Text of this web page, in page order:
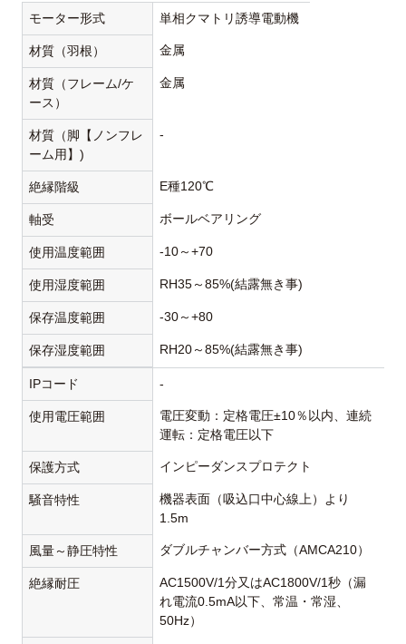
モーター形式 単相クマトリ誘導電動機
材質（羽根） 金属
材質（フレーム/ケ
ース）
金属
材質（脚【ノンフレ
ーム用】)
-
絶縁階級 E種120℃
軸受 ボールベアリング
使用温度範囲 -10～+70
使用湿度範囲 RH35～85%(結露無き事)
保存温度範囲 -30～+80
保存湿度範囲 RH20～85%(結露無き事)
IPコード -
使用電圧範囲
電圧変動：定格電圧±10％以内、連続
運転：定格電圧以下
保護方式 インピーダンスプロテクト
騒音特性
機器表面（吸込口中心線上）より
1.5m
風量～静圧特性 ダブルチャンバー方式（AMCA210）
絶縁耐圧
AC1500V/1分又はAC1800V/1秒（漏
れ電流0.5mA以下、常温・常湿、
50Hz）